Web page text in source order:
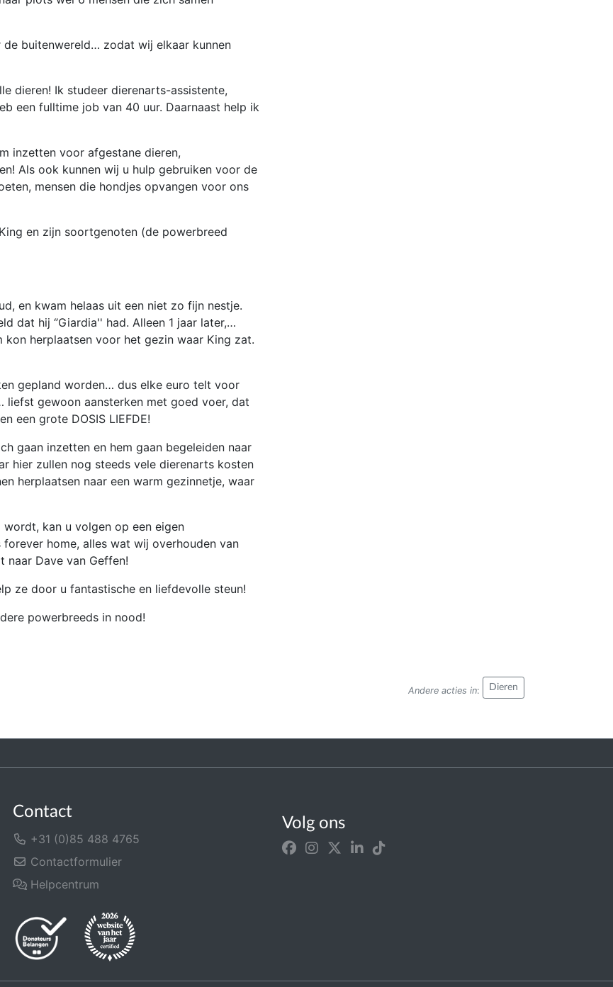
buitenwereld… zodat wij elkaar kunnen
dieren! Ik studeer dierenarts-assistente,
een fulltime job van 40 uur. Daarnaast help ik
inzetten voor afgestane dieren,
Als ook kunnen wij u hulp gebruiken voor de
mensen die hondjes opvangen voor ons
en zijn soortgenoten (de powerbreed
en kwam helaas uit een niet zo fijn nestje.
dat hij ‘’Giardia'' had. Alleen 1 jaar later,…
herplaatsen voor het gezin waar King zat.
gepland worden… dus elke euro telt voor
liefst gewoon aansterken met goed voer, dat
een grote DOSIS LIEFDE!
gaan inzetten en hem gaan begeleiden naar
hier zullen nog steeds vele dierenarts kosten
herplaatsen naar een warm gezinnetje, waar
kan u volgen op een eigen
home, alles wat wij overhouden van
Dave van Geffen!
ze door u fantastische en liefdevolle steun!
powerbreeds in nood!
Andere acties in: Dieren
Contact
+31 (0)85 488 4765
Contactformulier
Helpcentrum
Volg ons